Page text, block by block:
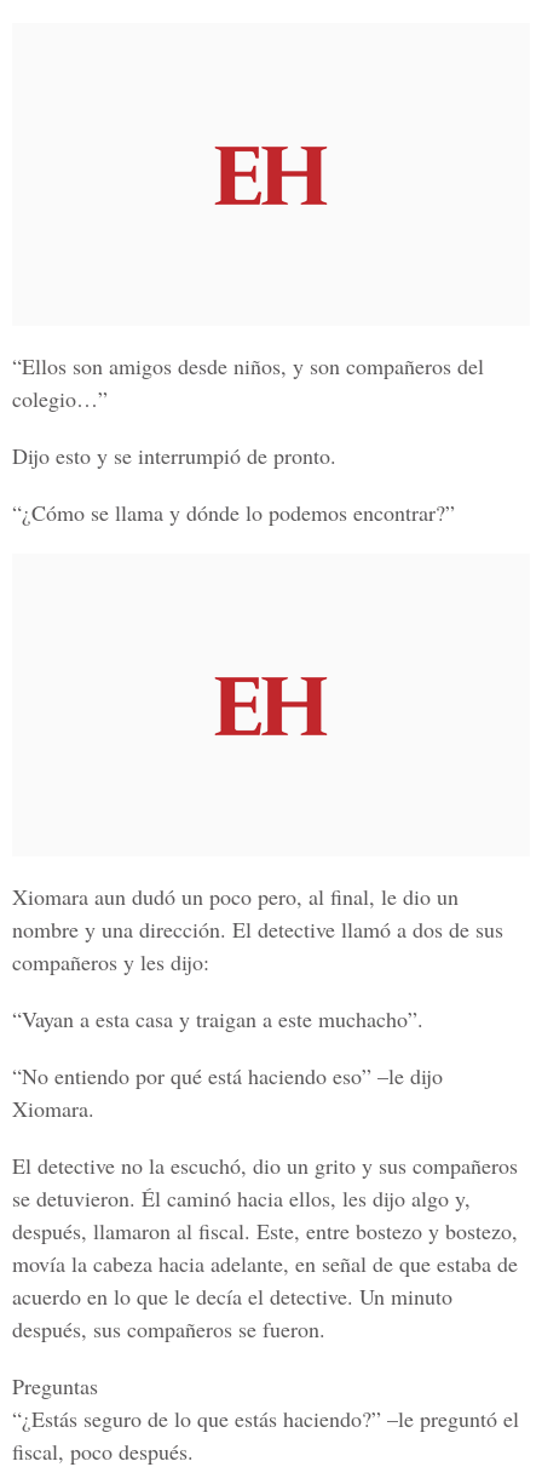
“Ellos son amigos desde niños, y son compañeros del
colegio…”
Dijo esto y se interrumpió de pronto.
“¿Cómo se llama y dónde lo podemos encontrar?”
Xiomara aun dudó un poco pero, al final, le dio un
nombre y una dirección. El detective llamó a dos de sus
compañeros y les dijo:
“Vayan a esta casa y traigan a este muchacho”.
“No entiendo por qué está haciendo eso” –le dijo
Xiomara.
El detective no la escuchó, dio un grito y sus compañeros
se detuvieron. Él caminó hacia ellos, les dijo algo y,
después, llamaron al fiscal. Este, entre bostezo y bostezo,
movía la cabeza hacia adelante, en señal de que estaba de
acuerdo en lo que le decía el detective. Un minuto
después, sus compañeros se fueron.
Preguntas
“¿Estás seguro de lo que estás haciendo?” –le preguntó el
fiscal, poco después.